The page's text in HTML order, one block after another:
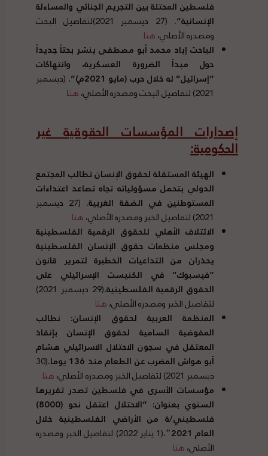
فلسطين المحتلة بين التجريم الجنائي والمساءلة
الإنسانية“.
(27 ديسمبر 2021)لتفاصيل البحث
ومصدره الأصلي،هنا
الباحث إياد محمد أبو مصطفى ينشر بحثاً جديداً
حول مبدأ الضرورة العسكرية، وانتهاكات
“إسرائيل” له خلال حرب(مايو 2021م)”. (ديسمبر
2021) لتفاصيل البحث ومصدره الأصلي،
هنا
إصدارات المؤسسات الحقوقية غير
الحكومية:
الهيئة المستقلة لحقوق الإنسان تطالب المجتمع
الدولي بتحمل مسؤولياته تجاه تصاعد اعتداءات
المستوطنين في الضفة الغربية.
(27 ديسمبر
2021) لتفاصيل الخبر ومصدره الأصلي
،هنا
الائتلاف الأهلي للحقوق الرقمية الفلسطينية
ومجلس منظمات حقوق الإنسان الفلسطينية
يحذران من التداعيات الخطيرة لتمرير قانون
“فيسبوك” في الكنيست الإسرائيلي على
الحقوق الرقمية الفلسطينية.
(29 ديسمبر 2021)
لتفاصيل الخبر ومصدره الأصلي،هنا
المنظمة العربية لحقوق الإنسان: نطالب
المفوضية السامية لحقوق الإنسان بإنقاذ
المعتقل في سجون الاحتلال الاسرائيلي هشام
أبو هواش المضرب عن الطعام منذ 136 يوما.
(30
ديسمبر 2021) لتفاصيل الخبر ومصدره الأصلي،
هنا
مؤسسات الأسرى في فلسطين تصدر تقريرها
السنوي بعنوان: “الاحتلال اعتقل نحو (8000)
فلسطيني/ة من الأراضي الفلسطينية خلال
العام 2021″.
(1 يناير 2022) لتفاصيل الخبر ومصدره
الأصلي،هنا